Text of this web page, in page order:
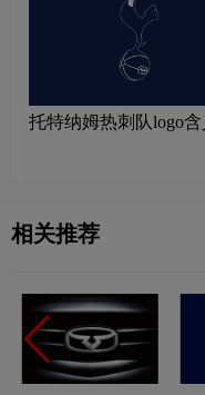
托特纳姆热刺队logo含
相关推荐